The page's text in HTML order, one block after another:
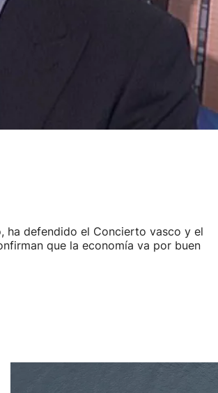
ha defendido el Concierto vasco y el
que la economía va por buen